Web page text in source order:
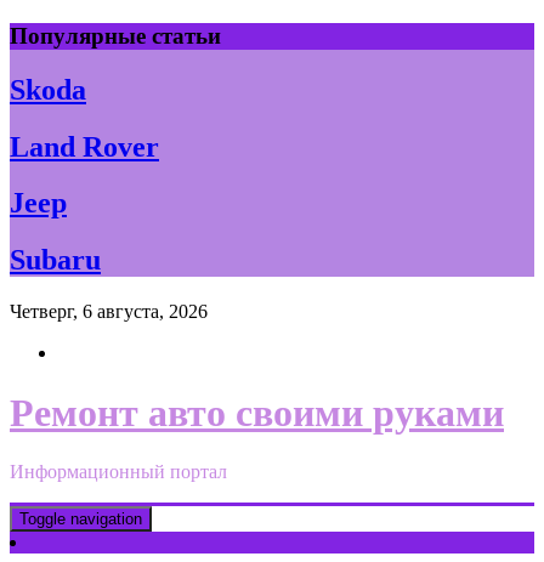
Skip
to
content
Популярные статьи
Skoda
Land Rover
Jeep
Subaru
Четверг, 6 августа, 2026
Ремонт авто своими руками
Информационный портал
Toggle navigation